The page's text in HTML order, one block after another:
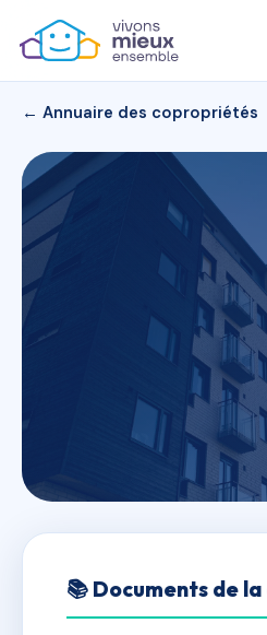
← Annuaire des copropriétés
RUE DES
📚 Documents de